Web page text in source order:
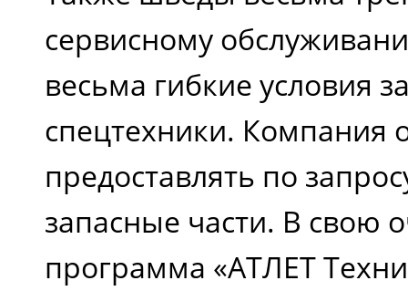
сервисному
весьма гибкие условия
спецтехники. Компания
предоставлять по
запасные части. В свою
программа «АТЛЕТ